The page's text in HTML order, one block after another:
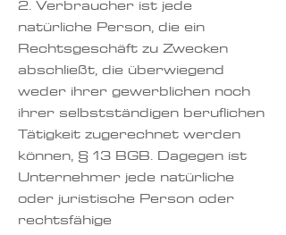
2. Verbraucher ist jede
natürliche Person, die ein
Rechtsgeschäft zu Zwecken
abschließt, die überwiegend
weder ihrer gewerblichen noch
ihrer selbstständigen beruflichen
Tätigkeit zugerechnet werden
können, § 13 BGB. Dagegen ist
Unternehmer jede natürliche
oder juristische Person oder
rechtsfähige